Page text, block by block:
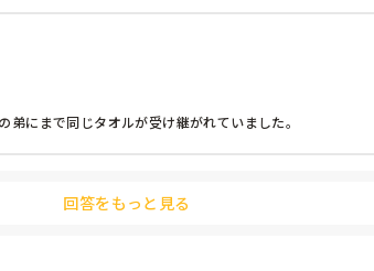
にまで同じタオルが受け継がれていました。
回答をもっと見る